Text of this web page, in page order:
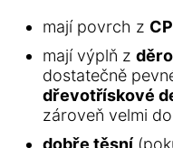
mají povrch z
mají výplň z
dostatečně
dřevotřískové
zároveň velmi
dobře těsní